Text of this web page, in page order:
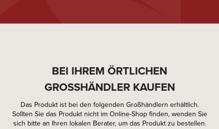
BEI IHREM ÖRTLICHEN
GROSSHÄNDLER KAUFEN
Das Produkt ist bei den folgenden Großhändlern erhältlich.
Sollten Sie das Produkt nicht im Online-Shop finden, wenden Sie
sich bitte an Ihren lokalen Berater, um das Produkt zu bestellen.